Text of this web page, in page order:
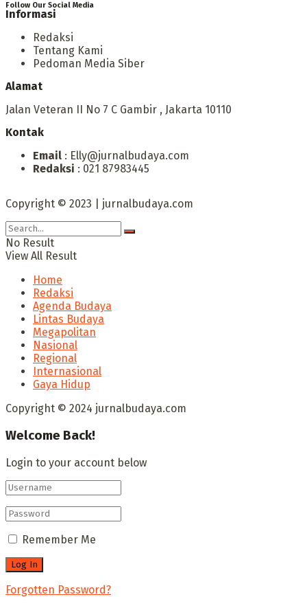
Follow Our Social Media
Informasi
Redaksi
Tentang Kami
Pedoman Media Siber
Alamat
Jalan Veteran II No 7 C Gambir , Jakarta 10110
Kontak
Email : Elly@jurnalbudaya.com
Redaksi : 021 87983445
Copyright © 2023 | jurnalbudaya.com
No Result
View All Result
Home
Redaksi
Agenda Budaya
Lintas Budaya
Megapolitan
Nasional
Regional
Internasional
Gaya Hidup
Copyright © 2024 jurnalbudaya.com
Welcome Back!
Login to your account below
Remember Me
Forgotten Password?